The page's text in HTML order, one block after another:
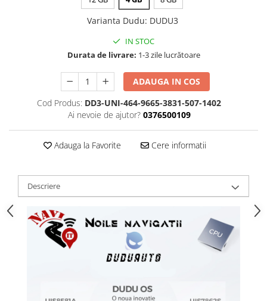
Varianta Dudu: DUDU3
IN STOC
Durata de livrare: 1-3 zile lucrătoare
ADAUGA IN COS
Cod Produs: DD3-UNI-464-9665-3831-507-1402
Ai nevoie de ajutor? 0376500109
Adauga la Favorite Cere informatii
Descriere